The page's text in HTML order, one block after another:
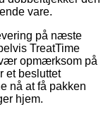
vare.
på næste
TreatTime
opmærksom på
et besluttet
nå at få pakken
hjem.